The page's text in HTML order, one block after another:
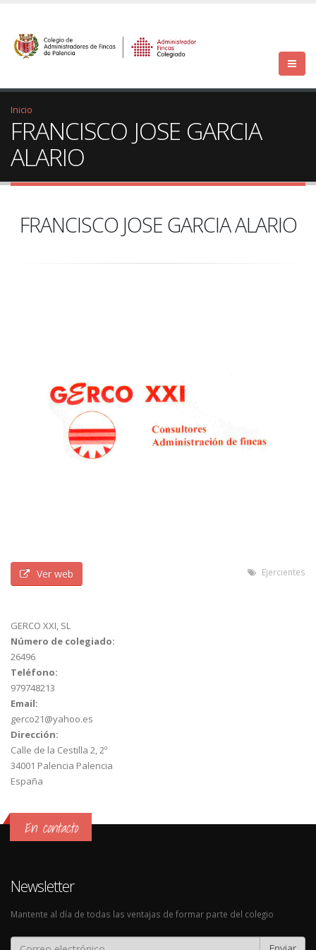
Inicio
FRANCISCO JOSE GARCIA
ALARIO
FRANCISCO JOSE GARCIA ALARIO
Ejercientes
Ver web
GERCO XXI, SL
Número de colegiado:
26496
Teléfono:
979748213
Email:
gerco21@yahoo.es
Dirección:
Calle de la Cestilla 2, 2º
34001 Palencia Palencia
España
En contacto
Newsletter
Mantente al día de todas las ventajas de formar parte del colegio